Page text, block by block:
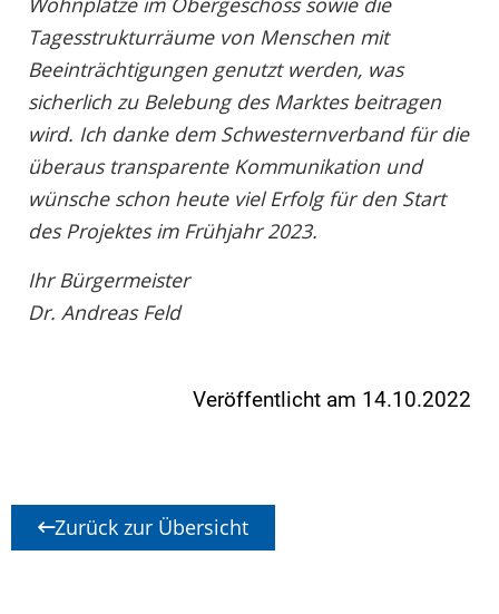
Tagesstrukturräume von Menschen mit
Beeinträchtigungen genutzt werden, was
sicherlich zu Belebung des Marktes beitragen
wird. Ich danke dem Schwesternverband für die
überaus transparente Kommunikation und
wünsche schon heute viel Erfolg für den Start
des Projektes im Frühjahr 2023.
Ihr Bürgermeister
Dr. Andreas Feld
Veröffentlicht am 14.10.2022
Zurück zur Übersicht